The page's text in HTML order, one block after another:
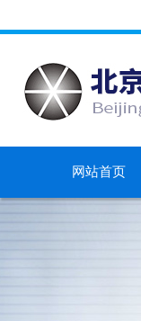
网站首页